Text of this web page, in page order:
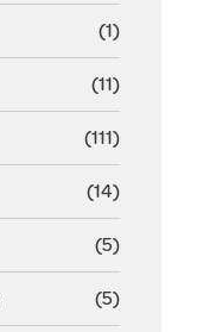
(1)
(11)
(111)
(14)
(5)
(5)